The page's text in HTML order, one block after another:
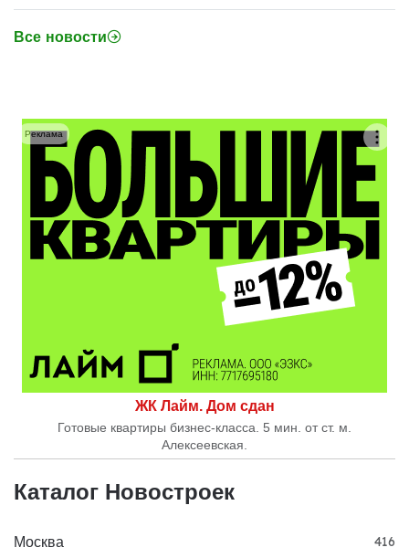
Все новости
ЖК Лайм. Дом сдан
Готовые квартиры бизнес-класса. 5 мин. от ст. м.
Алексеевская.
Реклама
Каталог Новостроек
Москва 416